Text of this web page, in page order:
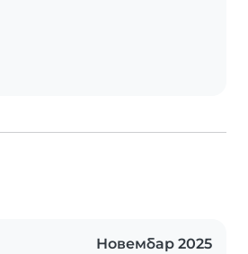
Новембар 2025